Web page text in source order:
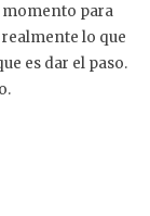
momento para
lo que
es dar el paso.